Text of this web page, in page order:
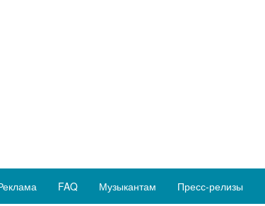
FAQ Музыкантам Пресс-релизы